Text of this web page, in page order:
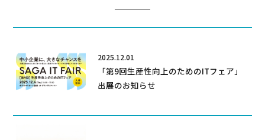
2025.12.01
「第9回生産性向上のためのITフェア」
出展のお知らせ